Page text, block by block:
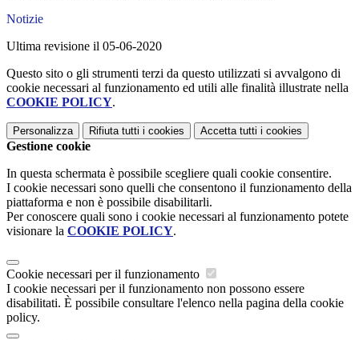
Notizie
Ultima revisione il 05-06-2020
Questo sito o gli strumenti terzi da questo utilizzati si avvalgono di
cookie necessari al funzionamento ed utili alle finalità illustrate nella
COOKIE POLICY.
Personalizza Rifiuta tutti i cookies Accetta tutti i cookies
Gestione cookie
In questa schermata è possibile scegliere quali cookie consentire.
I cookie necessari sono quelli che consentono il funzionamento della
piattaforma e non è possibile disabilitarli.
Per conoscere quali sono i cookie necessari al funzionamento potete
visionare la COOKIE POLICY.
Cookie necessari per il funzionamento
I cookie necessari per il funzionamento non possono essere
disabilitati. È possibile consultare l'elenco nella pagina della cookie
policy.